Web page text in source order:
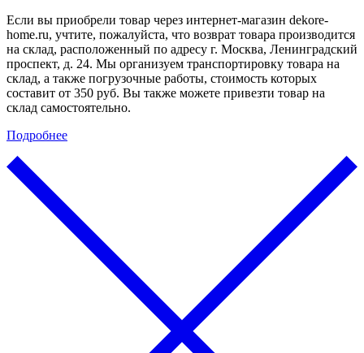
Если вы приобрели товар через интернет-магазин dekore-
home.ru, учтите, пожалуйста, что возврат товара производится
на склад, расположенный по адресу г. Москва, Ленинградский
проспект, д. 24. Мы организуем транспортировку товара на
склад, а также погрузочные работы, стоимость которых
составит от 350 руб. Вы также можете привезти товар на
склад самостоятельно.
Подробнее